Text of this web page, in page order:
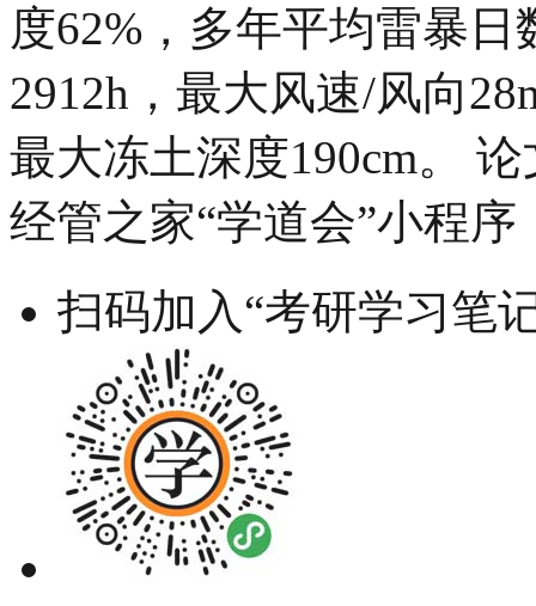
度62%，多年平均雷暴
2912h，最大风速/风向
最大冻土深度190cm。
经管之家“学道会”小程序
扫码加入“考研学习笔